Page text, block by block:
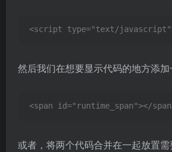
<script type="text/
然后我们在想要显示代码的地方添
<span id="runtime_span"></
或者，将两个代码合并在一起放置